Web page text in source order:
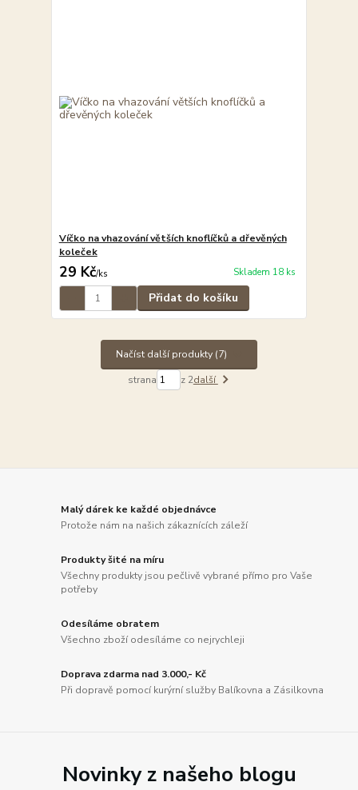
Víčko na vhazování větších knoflíčků a dřevěných
koleček
29 Kč/ks Skladem 18 ks
Přidat do košíku
Načíst další produkty (7)
strana z 2další
Malý dárek ke každé objednávce
Protože nám na našich zákaznících záleží
Produkty šité na míru
Všechny produkty jsou pečlivě vybrané přímo pro Vaše
potřeby
Odesíláme obratem
Všechno zboží odesíláme co nejrychleji
Doprava zdarma nad 3.000,- Kč
Při dopravě pomocí kurýrní služby Balíkovna a Zásilkovna
Novinky z našeho blogu